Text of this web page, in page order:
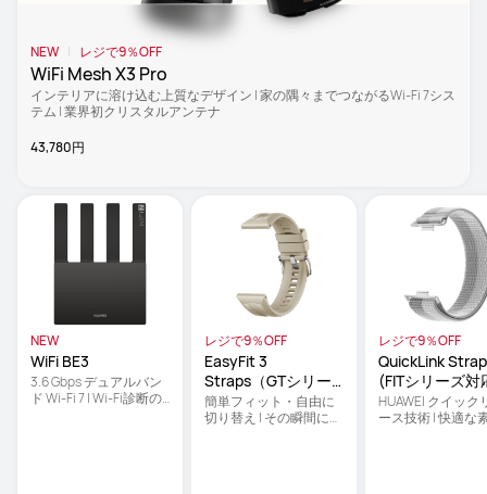
NEW レジで9％OFF
WiFi Mesh X3 Pro
インテリアに溶け込む上質なデザイン | 家の隅々までつながるWi-Fi 7シス
テム | 業界初クリスタルアンテナ
43,780円
NEW
WiFi BE3
3.6 Gbps デュアルバン
ド Wi-Fi 7 | Wi-Fi診断の
レジで9％OFF
EasyFit 3
Straps（GTシリー
ズ対応交換ベルト）
簡単フィット・自由に
切り替え | その瞬間に合
レジで9％OFF
QuickLink
(FITシリーズ対
換ベルト)
HUAWEI クイック
ース技術 | 快適な